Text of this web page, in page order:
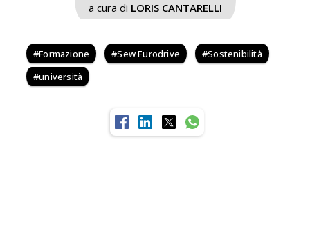
a cura di LORIS CANTARELLI
Formazione Sew Eurodrive
Sostenibilità
università